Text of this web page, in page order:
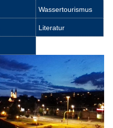
Wassertourismus
Literatur